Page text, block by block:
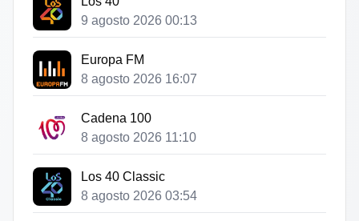
9 agosto 2026 00:13
Europa FM
8 agosto 2026 16:07
Cadena 100
8 agosto 2026 11:10
Los 40 Classic
8 agosto 2026 03:54